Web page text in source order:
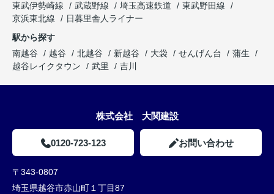
東武伊勢崎線
武蔵野線 埼玉高速鉄道
東武野田線
京浜東北線
日暮里舎人ライナー
駅から探す
南越谷
越谷 北越谷 新越谷 大袋 せんげん台
蒲生
越谷レイクタウン
武里 吉川
株式会社 大関建設
0120-723-123 お問い合わせ
〒343-0807
埼玉県越谷市赤山町１丁目87